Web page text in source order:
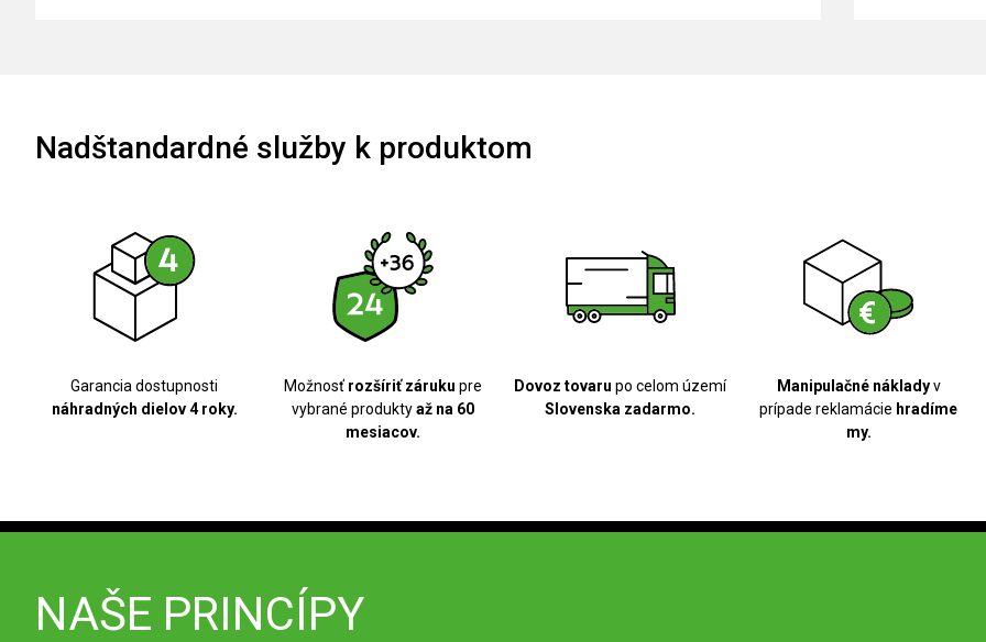
Nadštandardné služby k produktom
Garancia dostupnosti
náhradných dielov 4 roky.
Možnosť rozšíriť záruku pre
vybrané produktyaž na 60
mesiacov.
Dovoz tovaru po celom území
Slovenska zadarmo.
Manipulačné nákladyv
prípade reklamácie hradíme
my.
NAŠE PRINCÍPY